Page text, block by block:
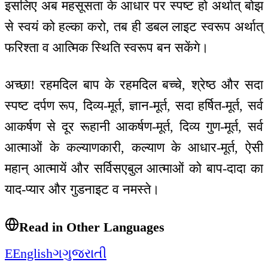
इसलिए अब महसूसता के आधार पर स्पष्ट हो अर्थात् बोझ
से स्वयं को हल्का करो, तब ही डबल लाइट स्वरूप अर्थात्
फरिश्ता व आत्मिक स्थिति स्वरूप बन सकेंगे।
अच्छा! रहमदिल बाप के रहमदिल बच्चे, श्रेष्ठ और सदा
स्पष्ट दर्पण रूप, दिव्य-मूर्त, ज्ञान-मूर्त, सदा हर्षित-मूर्त, सर्व
आकर्षण से दूर रूहानी आकर्षण-मूर्त, दिव्य गुण-मूर्त, सर्व
आत्माओं के कल्याणकारी, कल्याण के आधार-मूर्त, ऐसी
महान् आत्मायें और सर्विसएबुल आत्माओं को बाप-दादा का
याद-प्यार और गुडनाइट व नमस्ते।
Read in Other Languages
EEnglishગગુજરાતી